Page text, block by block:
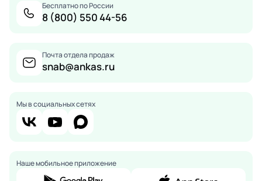
Бесплатно по России
8 (800) 550 44-56
Почта отдела продаж
snab@ankas.ru
Мы в социальных сетях
Наше мобильное приложение